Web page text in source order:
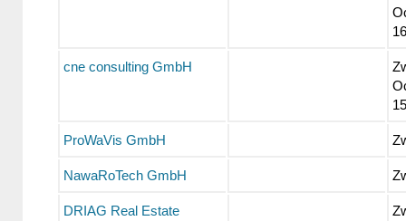
16
cne consulting GmbH
15
ProWaVis GmbH
NawaRoTech GmbH
DRIAG Real Estate